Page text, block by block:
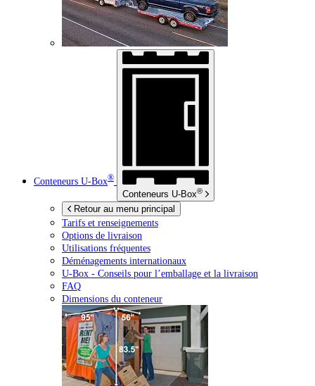
Conteneurs U-Box®
Conteneurs U-Box®
Retour au menu principal
Tarifs et renseignements
Options de livraison
Utilisations fréquentes
Déménagements internationaux
U-Box - Conseils pour l’emballage et la livraison
FAQ
Dimensions du conteneur